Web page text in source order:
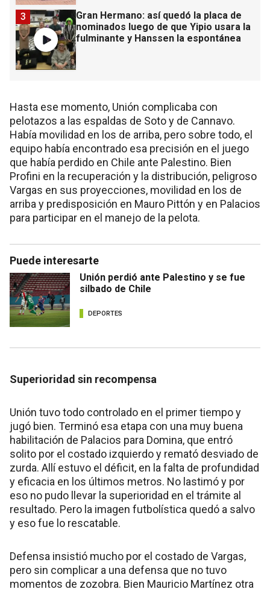
Gran Hermano: así quedó la placa de
nominados luego de que Yipio usara la
fulminante y Hanssen la espontánea
3
Hasta ese momento, Unión complicaba con
pelotazos a las espaldas de Soto y de Cannavo.
Había movilidad en los de arriba, pero sobre todo, el
equipo había encontrado esa precisión en el juego
que había perdido en Chile ante Palestino. Bien
Profini en la recuperación y la distribución, peligroso
Vargas en sus proyecciones, movilidad en los de
arriba y predisposición en Mauro Pittón y en Palacios
para participar en el manejo de la pelota.
Puede interesarte
Unión perdió ante Palestino y se fue
silbado de Chile
DEPORTES
Superioridad sin recompensa
Unión tuvo todo controlado en el primer tiempo y
jugó bien. Terminó esa etapa con una muy buena
habilitación de Palacios para Domina, que entró
solito por el costado izquierdo y remató desviado de
zurda. Allí estuvo el déficit, en la falta de profundidad
y eficacia en los últimos metros. No lastimó y por
eso no pudo llevar la superioridad en el trámite al
resultado. Pero la imagen futbolística quedó a salvo
y eso fue lo rescatable.
Defensa insistió mucho por el costado de Vargas,
pero sin complicar a una defensa que no tuvo
momentos de zozobra. Bien Mauricio Martínez otra